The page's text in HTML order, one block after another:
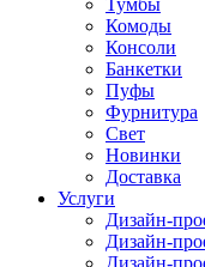
Тумбы
Комоды
Консоли
Банкетки
Пуфы
Фурнитура
Свет
Новинки
Доставка
Услуги
Дизайн-
Дизайн-
Дизайн-